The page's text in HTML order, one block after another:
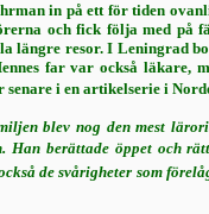
in på ett för tiden
och fick följa med
resor. I Leningrad
far var också
i en ar­tikelserie i
blev nog den mest
berättade öppet och
de svårigheter som